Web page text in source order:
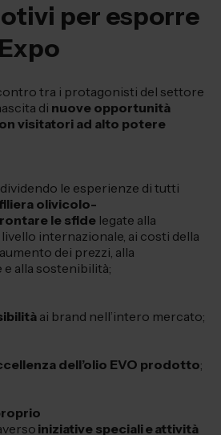
per esporre
tra i protagonisti del settore
di nuove opportunità
visitatori ad alto potere
le esperienze di tutti
olivicolo-
le sfide legate alla
internazionale, ai costi della
dei prezzi, alla
alla sostenibilità;
ai brand nell’intero mercato;
dell’olio EVO prodotto;
iniziative speciali e attività